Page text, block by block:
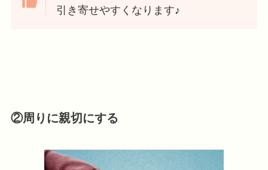
引き寄せやすくなります♪
②周りに親切にする